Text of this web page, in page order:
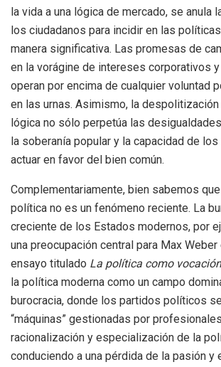
la vida a una lógica de mercado, se anula
los ciudadanos para incidir en las
manera significativa. Las promesas de
en la vorágine de intereses corporativos
operan por encima de cualquier voluntad
en las urnas. Asimismo, la
lógica no sólo perpetúa las
la soberanía popular y la capacidad de
actuar en favor del bien común.
Complementariamente, bien sabemos
política no es un fenómeno reciente. La
creciente de los Estados modernos, por
una preocupación central para Max Weber
ensayo titulado La política como vocación
la política moderna como un campo
burocracia, donde los partidos políticos
“máquinas” gestionadas por
racionalización y especialización de la
conduciendo a una pérdida de la pasión y